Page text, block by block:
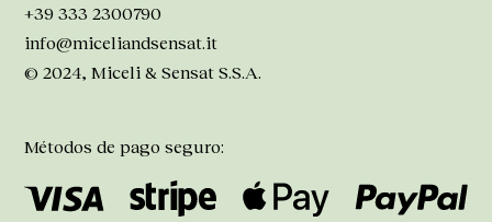
+39 333 2300790
info@miceliandsensat.it
© 2024, Miceli & Sensat S.S.A.
Métodos de pago seguro: